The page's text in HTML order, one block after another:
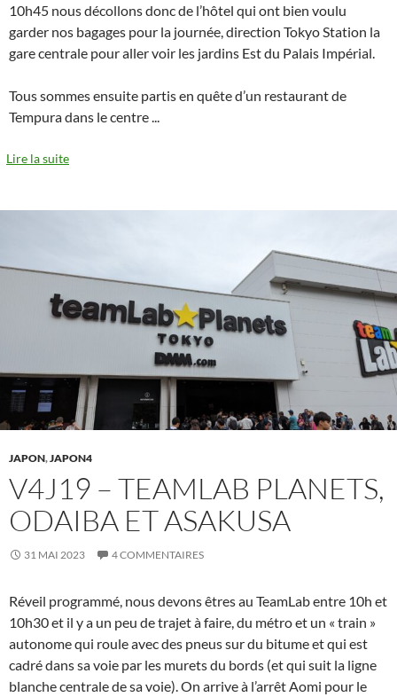
10h45 nous décollons donc de l’hôtel qui ont bien voulu
garder nos bagages pour la journée, direction Tokyo Station la
gare centrale pour aller voir les jardins Est du Palais Impérial.
Tous sommes ensuite partis en quête d’un restaurant de
Tempura dans le centre...
Lire la suite
JAPON,JAPON4
V4J19 – TEAMLAB PLANETS,
ODAIBA ET ASAKUSA
31 MAI 2023 4 COMMENTAIRES
Réveil programmé, nous devons êtres au TeamLab entre 10h et
10h30 et il y a un peu de trajet à faire, du métro et un « train »
autonome qui roule avec des pneus sur du bitume et qui est
cadré dans sa voie par les murets du bords (et qui suit la ligne
blanche centrale de sa voie). On arrive à l’arrêt Aomi pour le